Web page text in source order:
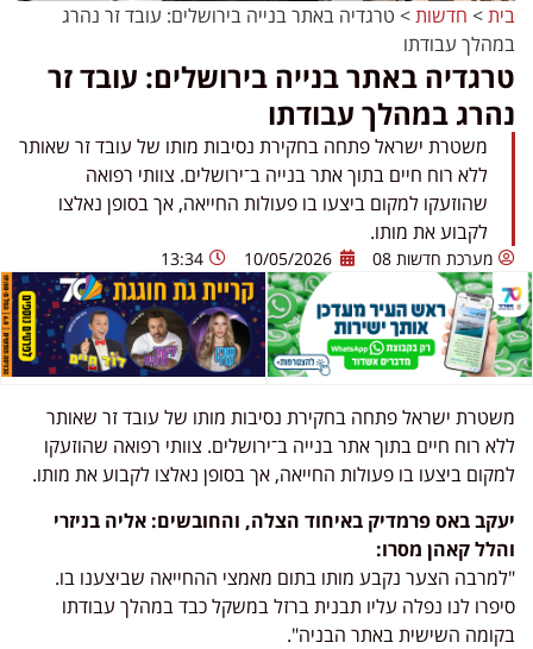
בית> חדשות> טרגדיה באתר בנייה בירושלים: עובד זר נהרג
במהלך עבודתו
טרגדיה באתר בנייה בירושלים: עובד זר
נהרג במהלך עבודתו
משטרת ישראל פתחה בחקירת נסיבות מותו של עובד זר שאותר
ללא רוח חיים בתוך אתר בנייה ב־ירושלים. צוותי רפואה
שהוזעקו למקום ביצעו בו פעולות החייאה, אך בסופן נאלצו
לקבוע את מותו.
מערכת חדשות 08 10/05/2026
13:34
משטרת ישראל פתחה בחקירת נסיבות מותו של עובד זר שאותר
ללא רוח חיים בתוך אתר בנייה ב־ירושלים. צוותי רפואה שהוזעקו
למקום ביצעו בו פעולות החייאה, אך בסופן נאלצו לקבוע את מותו.
יעקב באס פרמדיק באיחוד הצלה, והחובשים: אליה בניזרי
והלל קאהן מסרו:
"למרבה הצער נקבע מותו בתום מאמצי ההחייאה שביצענו בו.
סיפרו לנו נפלה עליו תבנית ברזל במשקל כבד במהלך עבודתו
בקומה השישית באתר הבניה".